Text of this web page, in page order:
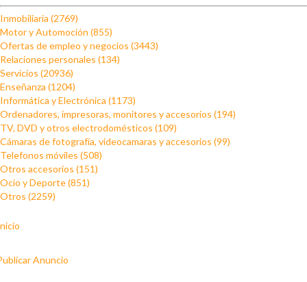
Inmobiliaria (2769)
Motor y Automoción (855)
Ofertas de empleo y negocios (3443)
Relaciones personales (134)
Servicios (20936)
Enseñanza (1204)
Informática y Electrónica (1173)
Ordenadores, impresoras, monitores y accesorios (194)
TV, DVD y otros electrodomésticos (109)
Cámaras de fotografía, videocamaras y accesorios (99)
Telefonos móviles (508)
Otros accesorios (151)
Ocio y Deporte (851)
Otros (2259)
Anuncio